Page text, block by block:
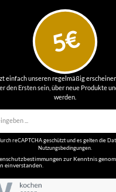
5€
einfach unseren regelmäßig
den Ersten sein, über neue Produkte
werden.
reCAPTCHA geschützt und es gelten die
Nutzungsbedingungen.
zur Kenntnis
einverstanden.